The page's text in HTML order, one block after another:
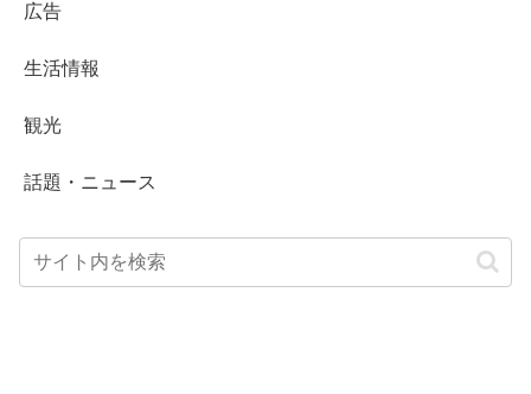
広告
生活情報
観光
話題・ニュース